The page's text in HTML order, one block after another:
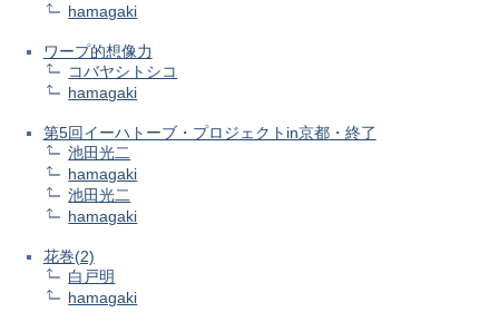
hamagaki
ワープ的想像力
コバヤシトシコ
hamagaki
第5回イーハトーブ・プロジェクトin京都・終了
池田光二
hamagaki
池田光二
hamagaki
花巻(2)
白戸明
hamagaki